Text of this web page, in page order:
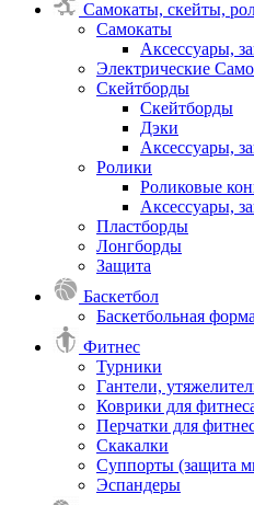
Самокаты, скейты,
Самокаты
Аксессуары,
Электрические
Скейтборды
Скейтборды
Дэки
Аксессуары,
Ролики
Роликовые
Аксессуары,
Пластборды
Лонгборды
Защита
Баскетбол
Баскетбольная форма
Фитнес
Турники
Гантели,
Коврики для
Перчатки для
Скакалки
Суппорты (защита
Эспандеры